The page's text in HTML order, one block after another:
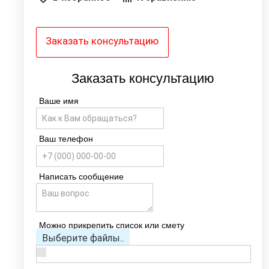
Заказать консультацию
Заказать консультацию
Ваше имя
Ваш телефон
Написать сообщение
Можно прикрепить список или смету
Выберите файлы..